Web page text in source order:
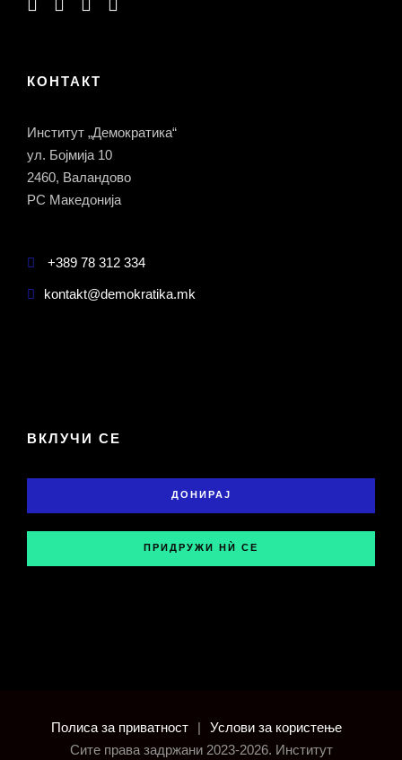
КОНТАКТ
Институт „Демократика“
ул. Бојмија 10
2460, Валандово
РС Македонија
+389 78 312 334
kontakt@demokratika.mk
ВКЛУЧИ СЕ
ДОНИРАЈ
ПРИДРУЖИ НЍ СЕ
Полиса за приватност |
Услови за користење
Сите права задржани 2023-2026. Институт